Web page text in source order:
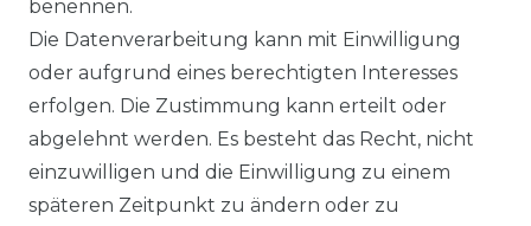
benennen.
Die Datenverarbeitung kann mit Einwilligung
oder aufgrund eines berechtigten Interesses
erfolgen. Die Zustimmung kann erteilt oder
abgelehnt werden. Es besteht das Recht, nicht
einzuwilligen und die Einwilligung zu einem
späteren Zeitpunkt zu ändern oder zu